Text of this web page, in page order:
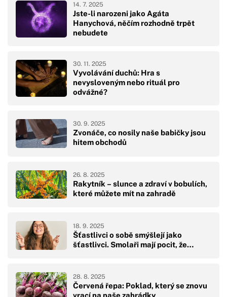
Jste-li narozeni jako Agáta
Hanychová, něčím rozhodně trpět
nebudete
14. 7. 2025
Vyvolávání duchů: Hra s
nevysloveným nebo rituál pro
odvážné?
30. 11. 2025
Zvonáče, co nosily naše babičky jsou
hitem obchodů
30. 9. 2025
Rakytník – slunce a zdraví v bobulích,
které můžete mít na zahradě
26. 8. 2025
Šťastlivci o sobě smýšlejí jako
šťastlivci. Smolaři mají pocit, že…
18. 9. 2025
Červená řepa: Poklad, který se znovu
28. 8. 2025